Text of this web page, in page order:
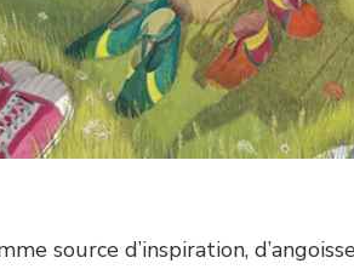
source d’inspiration,